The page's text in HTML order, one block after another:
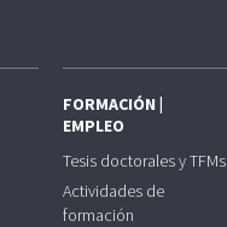
FORMACIÓN |
EMPLEO
Tesis doctorales y TFMs
Actividades de
formación